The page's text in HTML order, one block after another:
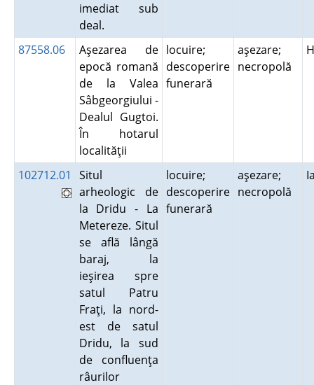
imediat sub
deal.
87558.06
Aşezarea de
epocă romană
de la Valea
Sâbgeorgiului -
Dealul Gugtoi.
În hotarul
localităţii
locuire;
descoperire
funerară
aşezare;
necropolă
102712.01
Situl
arheologic de
la Dridu - La
Metereze. Situl
se află lângă
baraj, la
ieşirea spre
satul Patru
Fraţi, la nord-
est de satul
Dridu, la sud
de confluenţa
râurilor
locuire;
descoperire
funerară
aşezare;
necropolă